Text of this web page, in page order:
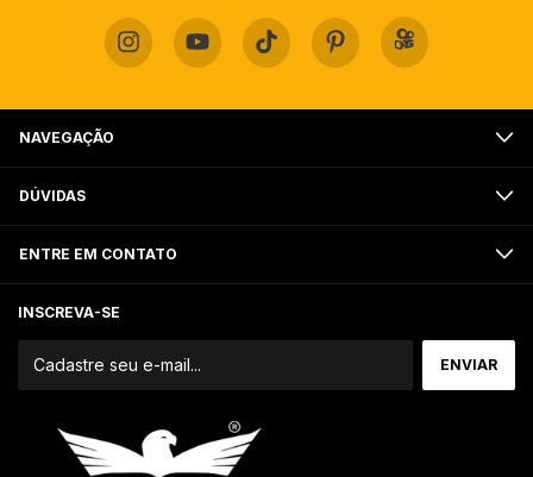
NAVEGAÇÃO
DÚVIDAS
ENTRE EM CONTATO
INSCREVA-SE